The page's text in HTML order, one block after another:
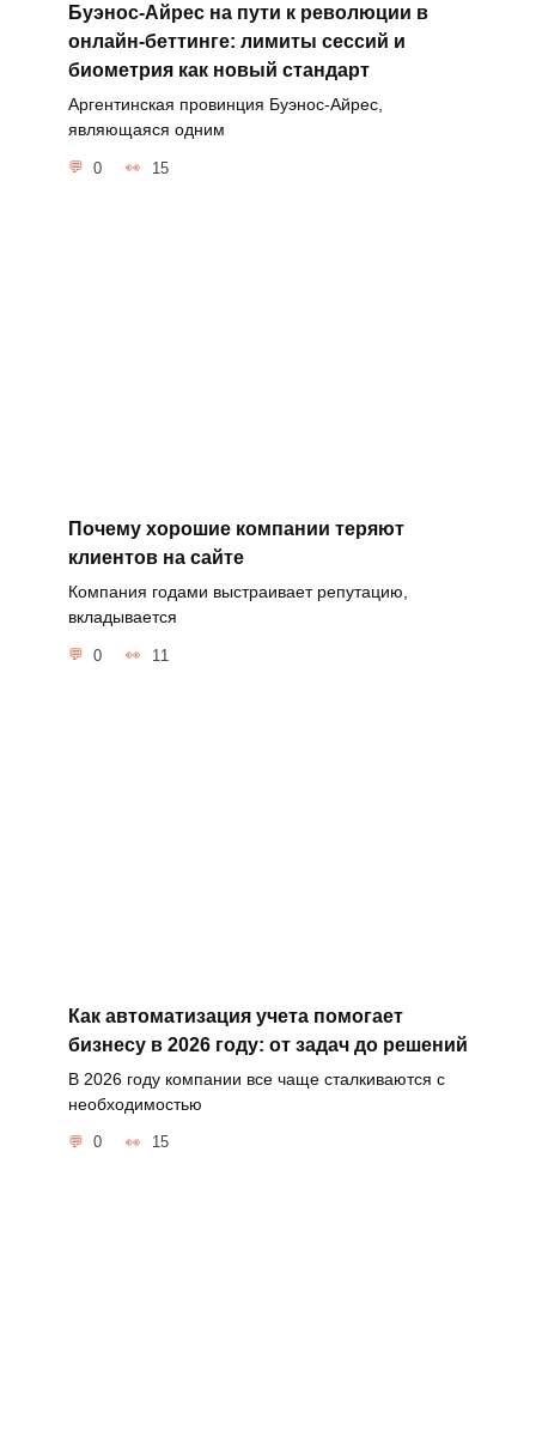
Буэнос-Айрес на пути к революции в
онлайн-беттинге: лимиты сессий и
биометрия как новый стандарт
Аргентинская провинция Буэнос-Айрес,
являющаяся одним
0 15
Почему хорошие компании теряют
клиентов на сайте
Компания годами выстраивает репутацию,
вкладывается
0 11
Как автоматизация учета помогает
бизнесу в 2026 году: от задач до решений
В 2026 году компании все чаще сталкиваются с
необходимостью
0 15